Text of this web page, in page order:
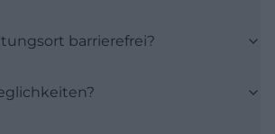
barrierefrei?